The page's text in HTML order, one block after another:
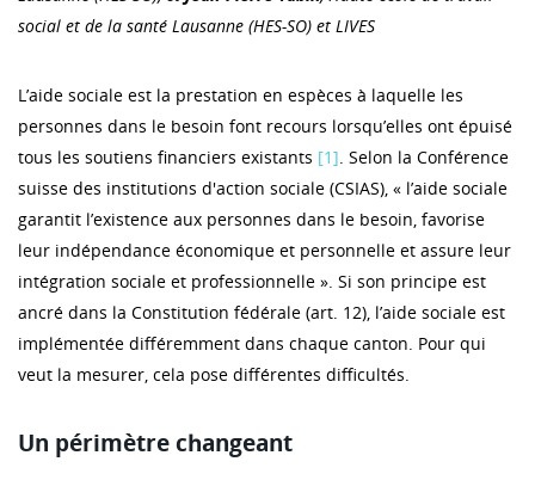
social et de la santé Lausanne (HES-SO) et LIVES
L’aide sociale est la prestation en espèces à laquelle les
personnes dans le besoin font recours lorsqu’elles ont épuisé
tous les soutiens financiers existants [1]. Selon la Conférence
suisse des institutions d'action sociale (CSIAS), « l’aide sociale
garantit l’existence aux personnes dans le besoin, favorise
leur indépendance économique et personnelle et assure leur
intégration sociale et professionnelle ». Si son principe est
ancré dans la Constitution fédérale (art. 12), l’aide sociale est
implémentée différemment dans chaque canton. Pour qui
veut la mesurer, cela pose différentes difficultés.
Un périmètre changeant